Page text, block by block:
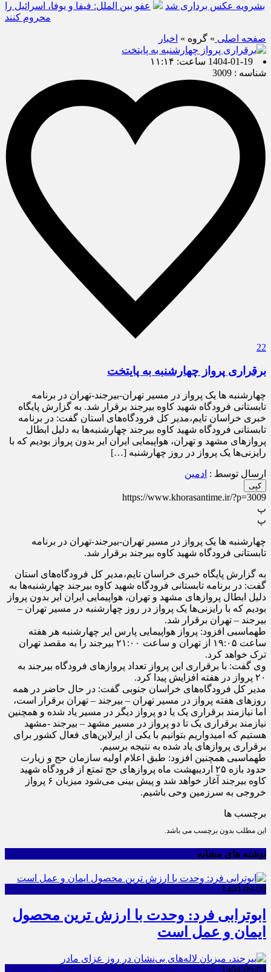
بشرویه عکس برداری شد
عفو بین الملل: فیفا و یوفا، اسرائیل را
محروم کنند
صفحه اصلی » گروه » اخبار
1404-01-19 ساعت: ۱۱:۱۴
شناسه : 3009
22
برقراری پرواز چهارشنبه به پایتخت
چهارشنبه ها یک پرواز در مسیر تهران-بیرجند-تهران در برنامه
تابستانی فرودگاه شهید کاوه بیرجند برقرار شد. به گزارش پایگاه
خبری خراسان تایم،مدیر کل فرودگاه‌های استان گفت: در برنامه
تابستانی فرودگاه شهید کاوه بیرجند چهارشنبه‌ها به دلیل ابطال
پرواز‌های مشهد و تهران، هواپیمایی ایران ایر بدون پرواز بودیم که با
رایزنی‌ها یک پرواز در روز چهارشنبه […]
ارسال توسط : ادمین
کپی
https://www.khorasantime.ir/?p=3009
پ
پ
چهارشنبه ها یک پرواز در مسیر تهران-بیرجند-تهران در برنامه
تابستانی فرودگاه شهید کاوه بیرجند برقرار شد.
به گزارش پایگاه خبری خراسان تایم،مدیر کل فرودگاه‌های استان
گفت: در برنامه تابستانی فرودگاه شهید کاوه بیرجند چهارشنبه‌ها به
دلیل ابطال پرواز‌های مشهد و تهران، هواپیمایی ایران ایر بدون پرواز
بودیم که با رایزنی‌ها یک پرواز در روز چهارشنبه در مسیر تهران –
بیرجند – تهران برقرار شد.
طهماسبی افزود: پرواز هواپیمایی پارس ایر چهارشنبه هر هفته
ساعت ۱۹:۰۵ از تهران و ساعت ۲۱:۰۰ بیرجند را به مقصد تهران
ترک خواهد کرد.
وی گفت: با برقراری این پرواز تعداد پرواز‌های فرودگاه بیرجند به
۲۰ پرواز در هفته افزایش پیدا کرد.
مدیر کل فرودگاه‌های خراسان جنوبی گفت: در حال حاضر در همه
روز‌های هفته پرواز در مسیر تهران – بیرجند – تهران برقرار است،
اما نیازمند برقراری یک یا دو پرواز دیگر در مسیر یاد شده و همچنین
نیازمند برقراری یک تا دو پرواز در مسیر مشهد – بیرجند -مشهد
هستیم که امیدواریم بتوانیم با یکی از ایرلاین‌های فعال کشور برای
برقراری پرواز‌های یاد شده به نتیجه برسیم.
طهماسبی همچنین افزود: طبق اعلام اولیه سازمان حج و زیارت
حدود بازه ۲۵ اردیبهشت ماه پرواز‌های حج تمتع از فرودگاه شهید
کاوه بیرجند آغاز خواهد شد و پیش بینی می‌شود میزبان ۶ پرواز
خروجی به سرزمین وحی باشیم.
برچسب ها
این مطلب بدون برچسب می باشد.
نوشته های مشابه
1404-09-09
ابوترابی فرد: وحدت با ارزش ترین محصول
ایمان و عمل است
1404-09-03